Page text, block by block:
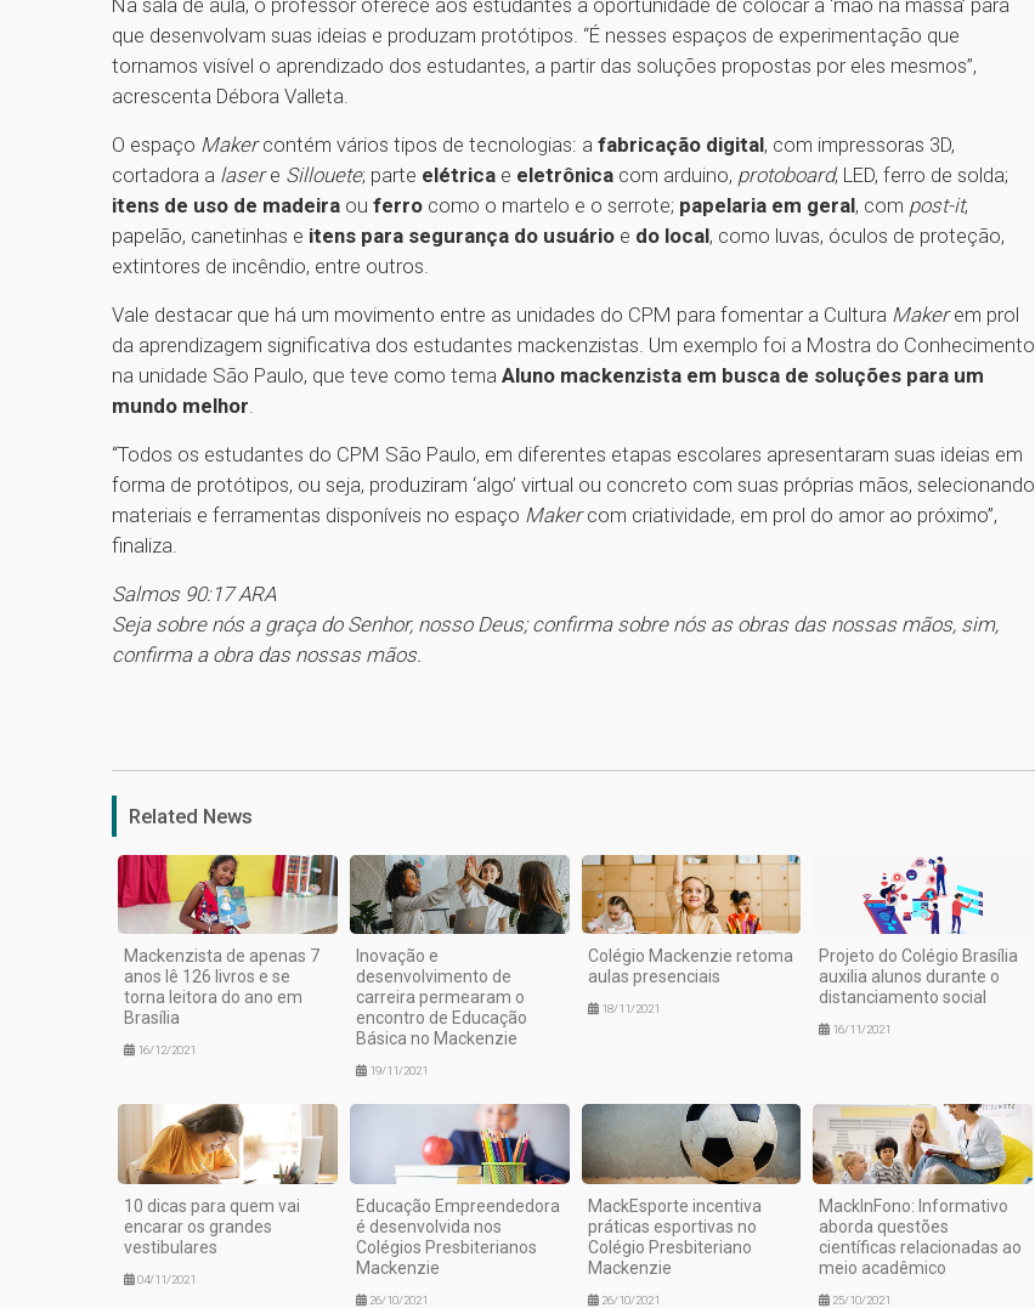
que desenvolvam suas ideias e produzam protótipos. “É nesses espaços de experimentação que
tornamos visível o aprendizado dos estudantes, a partir das soluções propostas por eles mesmos”,
acrescenta Débora Valleta.
O espaço Makercontém vários tipos de tecnologias: a fabricação digital, com impressoras 3D,
cortadora a lasere Sillouete; parte elétrica e eletrônica com arduino, protoboard, LED, ferro de solda;
itens de uso de madeira ou ferro como o martelo e o serrote; papelaria em geral, com post-it,
papelão, canetinhas e itens para segurança do usuário e do local, como luvas, óculos de proteção,
extintores de incêndio, entre outros.
Vale destacar que há um movimento entre as unidades do CPM para fomentar a Cultura Makerem prol
da aprendizagem significativa dos estudantes mackenzistas. Um exemplo foi a Mostra do Conhecimento
na unidade São Paulo, que teve como tema Aluno mackenzista em busca de soluções para um
mundo melhor
“Todos os estudantes do CPM São Paulo, em diferentes etapas escolares apresentaram suas ideias em
forma de protótipos, ou seja, produziram ‘algo’ virtual ou concreto com suas próprias mãos, selecionando
materiais e ferramentas disponíveis no espaço Makercom criatividade, em prol do amor ao próximo”,
finaliza.
Salmos 90:17 ARA
Seja sobre nós a graça do Senhor, nosso Deus; confirma sobre nós as obras das nossas mãos, sim,
confirma a obra das nossas mãos.
Related News
Mackenzista de apenas 7
anos lê 126 livros e se
torna leitora do ano em
Brasília
16/12/2021
Inovação e
desenvolvimento de
carreira permearam o
encontro de Educação
Básica no Mackenzie
19/11/2021
Colégio Mackenzie retoma
aulas presenciais
18/11/2021
Projeto do Colégio Brasília
auxilia alunos durante o
distanciamento social
16/11/2021
10 dicas para quem vai
encarar os grandes
vestibulares
04/11/2021
Educação Empreendedora
é desenvolvida nos
Colégios Presbiterianos
Mackenzie
26/10/2021
MackEsporte incentiva
práticas esportivas no
Colégio Presbiteriano
Mackenzie
26/10/2021
MackInFono: Informativo
aborda questões
científicas relacionadas ao
meio acadêmico
25/10/2021